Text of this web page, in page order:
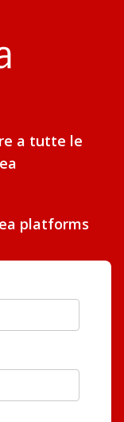
a tutte le
platforms